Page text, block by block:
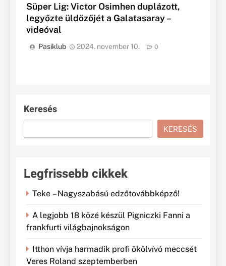
Süper Lig: Victor Osimhen duplázott,
legyőzte üldözőjét a Galatasaray –
videóval
Pasiklub 2024. november 10. 0
Keresés
KERESÉS
Legfrissebb cikkek
Teke – Nagyszabású edzőtovábbképző!
A legjobb 18 közé készül Pigniczki Fanni a
frankfurti világbajnokságon
Itthon vívja harmadik profi ökölvívó meccsét
Veres Roland szeptemberben